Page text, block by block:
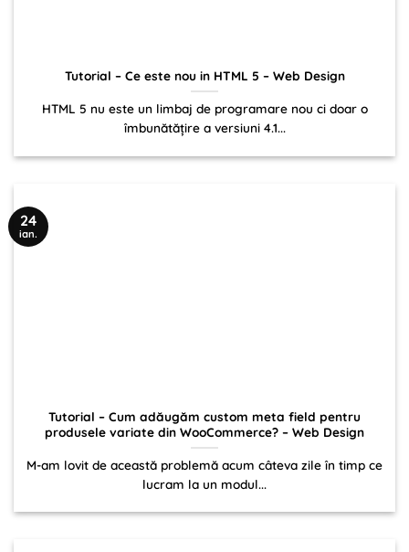
Tutorial – Ce este nou in HTML 5 – Web Design
HTML 5 nu este un limbaj de programare nou ci doar o
îmbunătățire a versiuni 4.1...
Tutorial – Cum adăugăm custom meta field pentru
produsele variate din WooCommerce? – Web Design
M-am lovit de această problemă acum câteva zile în timp ce
lucram la un modul...
24
ian.